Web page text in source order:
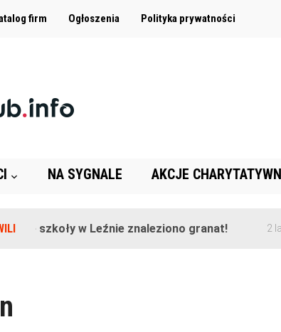
firm Ogłoszenia Polityka prywatności
NA SYGNALE AKCJE
szkoły w Leźnie znaleziono granat! 2